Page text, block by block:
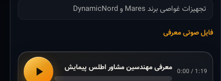
تجهیزات غواصی برند Mares و DynamicNord
فایل صوتی معرفی
0:00 / 1:19 معرفی مهندسین مشاور اطلس پیمایش